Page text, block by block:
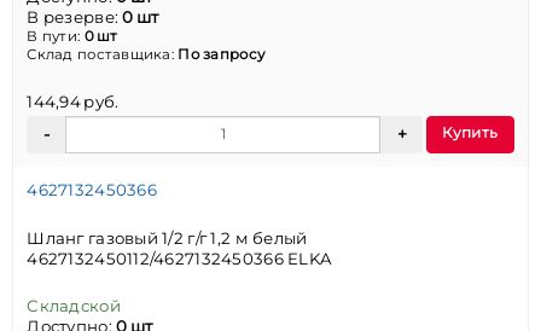
В резерве:0 шт
В пути: 0 шт
Склад поставщика: По запросу
144,94 руб.
Купить
4627132450366
Шланг газовый 1/2 г/г 1,2 м белый
4627132450112/4627132450366 ELKA
Складской
Доступно:0 шт